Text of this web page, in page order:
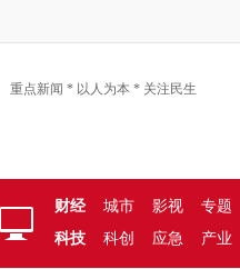
重点新闻 * 以人为本 * 关注民生
财经 城市 影视 专题
科技
科创 应急 产业